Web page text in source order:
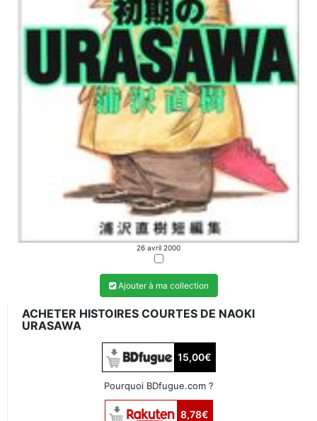
26 avril 2000
Ajouter à ma collection
ACHETER HISTOIRES COURTES DE NAOKI
URASAWA
15,00€
Pourquoi BDfugue.com ?
8,78€